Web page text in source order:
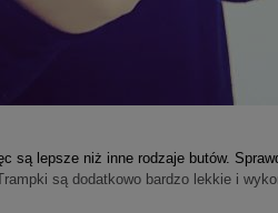
są lepsze niż inne rodzaje butów.
są dodatkowo bardzo lekkie i